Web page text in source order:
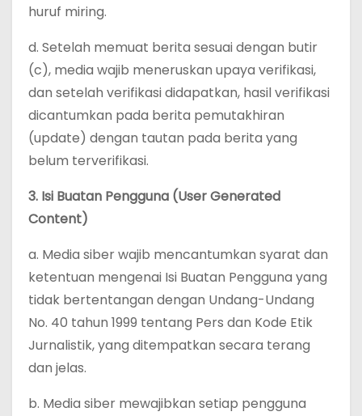
huruf miring.
d. Setelah memuat berita sesuai dengan butir
(c), media wajib meneruskan upaya verifikasi,
dan setelah verifikasi didapatkan, hasil verifikasi
dicantumkan pada berita pemutakhiran
(update) dengan tautan pada berita yang
belum terverifikasi.
3. Isi Buatan Pengguna (User Generated
Content)
a. Media siber wajib mencantumkan syarat dan
ketentuan mengenai Isi Buatan Pengguna yang
tidak bertentangan dengan Undang-Undang
No. 40 tahun 1999 tentang Pers dan Kode Etik
Jurnalistik, yang ditempatkan secara terang
dan jelas.
b. Media siber mewajibkan setiap pengguna